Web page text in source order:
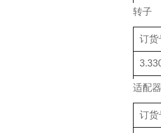
质保
转子
订货
适配器
订货